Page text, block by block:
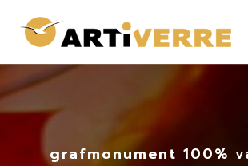
naar
grafmonument 100%